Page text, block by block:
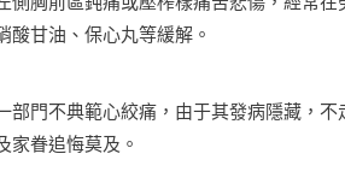
酸甘油、保心丸等緩解。
門不典範心絞痛，由于其發病隱藏，不
家眷追悔莫及。